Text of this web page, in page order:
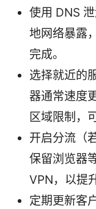
使用 DNS
地网络暴露
完成。
选择就近的
器通常速度
区域限制，
开启分流（
保留浏览器
VPN，以提
定期更新客